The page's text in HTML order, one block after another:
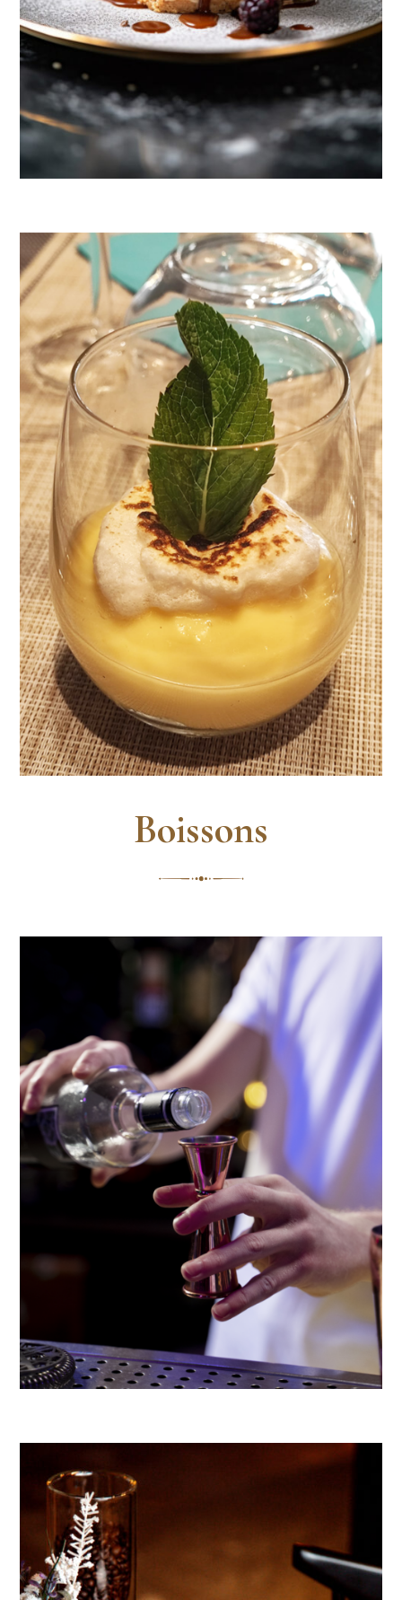
Boissons